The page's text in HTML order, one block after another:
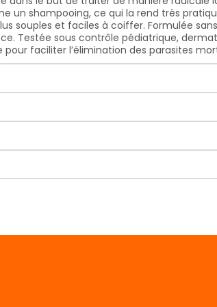
un shampooing, ce qui la rend très
souples et faciles à coiffer. Formulée
Testée sous contrôle pédiatrique,
faciliter l’élimination des parasites